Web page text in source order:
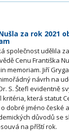
za rok 2021
společnost udělila
Cenu Františka
memoriam. Jiří
návrh na
S. Štefl evidentně
kritéria, která statut
dobré jméno české
důvodů se
na příští rok.